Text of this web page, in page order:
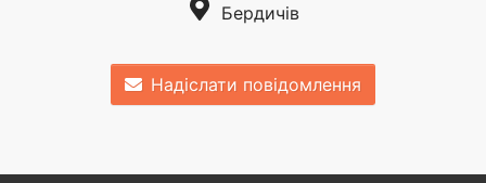
Бердичів
Надіслати повідомлення